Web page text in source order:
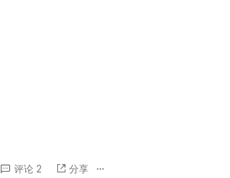
评论 2 分享